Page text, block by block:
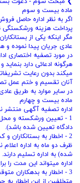
ماده بیست و سوم
اگر به نظر اداره حاصل
پرداخت هزینه ورشکستگی
مگر اینکه یکی از
عادی جریان پیدا نموده و
در مورد تصفیه اختصاری
هرگونه ادعائی دارد
‌میکند بدون رعایت
آنان تقسیم و ختم عمل
در سایر موارد به طریق
ماده بیست و چهارم
اداره تصفیه آگهی منتشر
1 - تعیین ورشکسته و
دادگاه تعیین شده باشد).
2 - اخطار به بستانکاران
ظرف دو ماه به اداره
شده) به اداره تسلیم دارند.
اداره میتواند این مدت را
3 - اخطار به بدهکاران